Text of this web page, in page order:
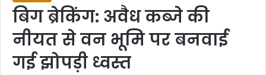
बिग ब्रेकिंग: अवैध कब्जे की
नीयत से वन भूमि पर बनवाई
गई झोपड़ी ध्वस्त